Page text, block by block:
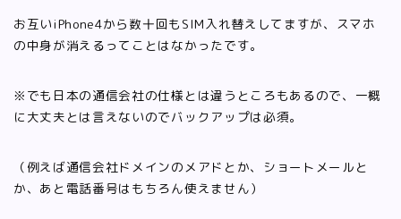
お互いiPhone4から数十回もSIM入れ替えしてますが、スマホ
の中身が消えるってことはなかったです。
※でも日本の通信会社の仕様とは違うところもあるので、一概
に大丈夫とは言えないのでバックアップは必須。
（例えば通信会社ドメインのメアドとか、ショートメールと
か、あと電話番号はもちろん使えません）